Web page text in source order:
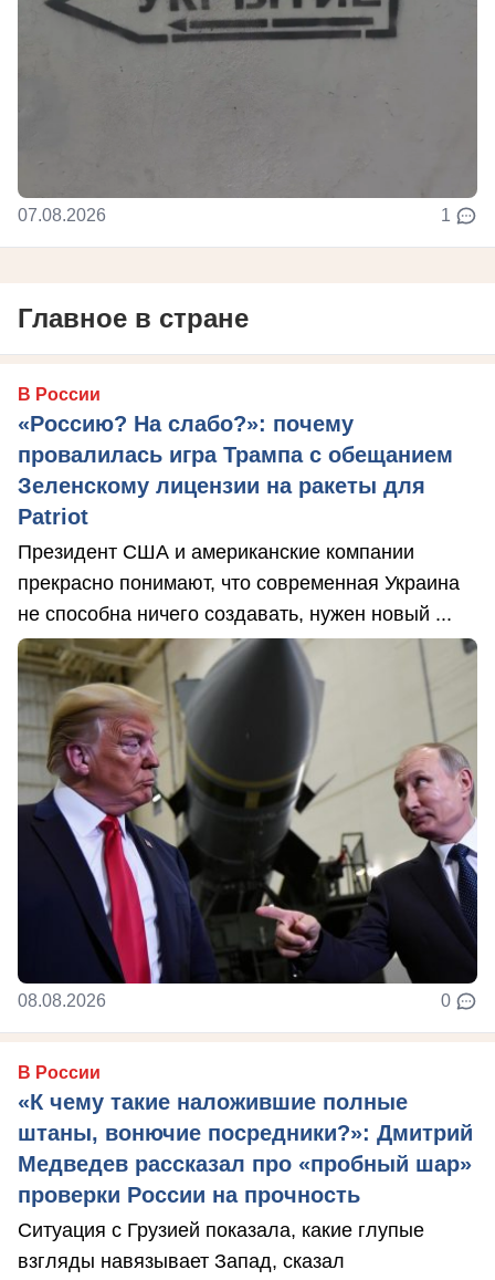
07.08.2026 1
Главное в стране
В России
«Россию? На слабо?»: почему
провалилась игра Трампа с обещанием
Зеленскому лицензии на ракеты для
Patriot
Президент США и американские компании
прекрасно понимают, что современная Украина
не способна ничего создавать, нужен новый ...
08.08.2026 0
В России
«К чему такие наложившие полные
штаны, вонючие посредники?»: Дмитрий
Медведев рассказал про «пробный шар»
проверки России на прочность
Ситуация с Грузией показала, какие глупые
взгляды навязывает Запад, сказал